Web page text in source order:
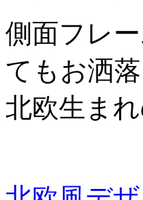
側面フレ
てもお洒
北欧生ま